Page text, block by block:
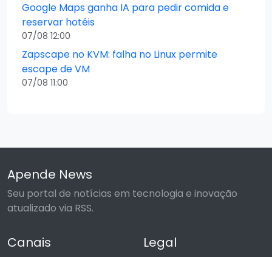
Google Maps ganha IA para pedir comida e
reservar hotéis
07/08 12:00
Zapscape no KVM: falha no Linux permite
escape de VM
07/08 11:00
Apende News
Seu portal de notícias em tecnologia e inovação
atualizado via RSS.
Canais Legal